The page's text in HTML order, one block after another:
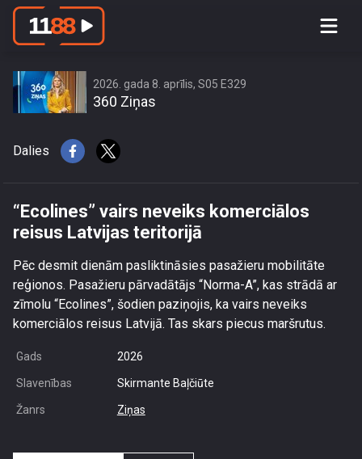
“Ecolines” vairs neveiks komerciālos
2026. gada 8. aprīlis, S05 E329
360 Ziņas
Dalies
“Ecolines” vairs neveiks komerciālos
reisus Latvijas teritorijā
Pēc desmit dienām pasliktināsies pasažieru mobilitāte
reģionos. Pasažieru pārvadātājs “Norma-A”, kas strādā ar
zīmolu “Ecolines”, šodien paziņojis, ka vairs neveiks
komerciālos reisus Latvijā. Tas skars piecus maršrutus.
Gads 2026
Slavenības Skirmante Baļčiūte
Žanrs Ziņas